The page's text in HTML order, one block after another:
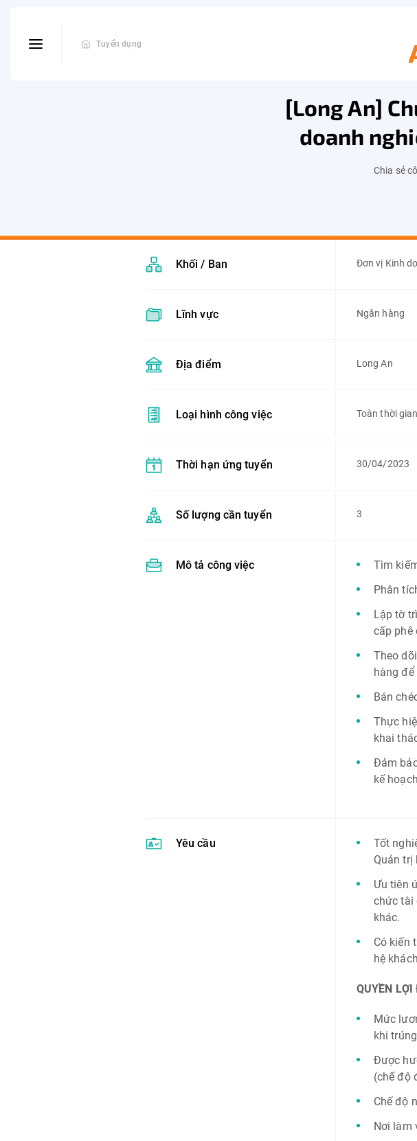
Tuyển dụng
[Long An]
doanh
Chia sẻ
Khối / Ban Đơn vị Kinh
Lĩnh vực Ngân hàng
Địa điểm Long An
Loại hình công việc Toàn thời gian
Thời hạn ứng tuyển 30/04/2023
Số lượng cần tuyển 3
Mô tả công việc
Tìm
Phân
Lập tờ
cấp phê
Theo
hàng
Bán
Thực
khai
Đảm
kế
Yêu cầu
Tốt
Quản trị
Ưu tiên
chức tài
khác.
Có kiến
hệ
QUYỀN LỢI
Mức
khi
Được
(chế độ
Chế độ
Nơi làm